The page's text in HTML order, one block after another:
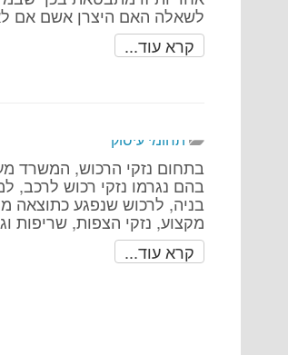
לשאלה האם היצרן אשם אם
קרא עוד...
תחומי עיסוק
בתחום נזקי הרכוש, המשרד
בהם נגרמו נזקי רכוש לרכב,
בניה, לרכוש שנפגע כתוצאה
מקצוע, נזקי הצפות, שריפות
קרא עוד...